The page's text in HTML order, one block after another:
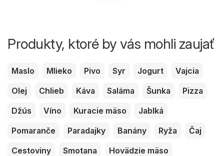
Produkty, ktoré by vás mohli zaujať
Maslo Mlieko Pivo Syr Jogurt
Vajcia
Olej
Chlieb Káva Saláma Šunka
Pizza
Džús
Víno Kuracie mäso
Jablká
Pomaranče
Paradajky Banány Ryža
Čaj
Cestoviny
Smotana
Hovädzie mäso